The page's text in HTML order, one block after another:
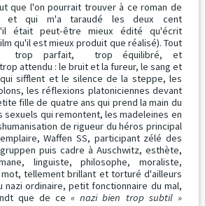
que l'on pourrait trouver à ce roman de
et qui m'a taraudé les deux cent
était peut-être mieux édité qu'écrit
qu'il est mieux produit que réalisé). Tout
parfait, trop équilibré, et
attendu : le bruit et la fureur, le sang et
sifflent et le silence de la steppe, les
les réflexions platoniciennes devant
fille de quatre ans qui prend la main du
qui remontent, les madeleines en
de rigueur du héros principal
Waffen SS, participant zélé des
puis cadre à Auschwitz, esthète,
linguiste, philosophe, moraliste,
mot, tellement brillant et torturé d'ailleurs
nazi ordinaire, petit fonctionnaire du mal,
que de ce« nazi bien trop subtil »